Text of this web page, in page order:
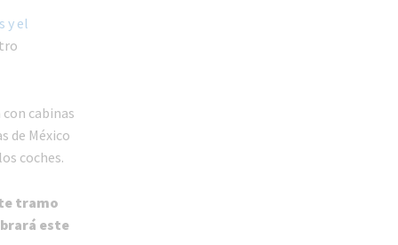
y el
cabinas
de México
coches.
tramo
este